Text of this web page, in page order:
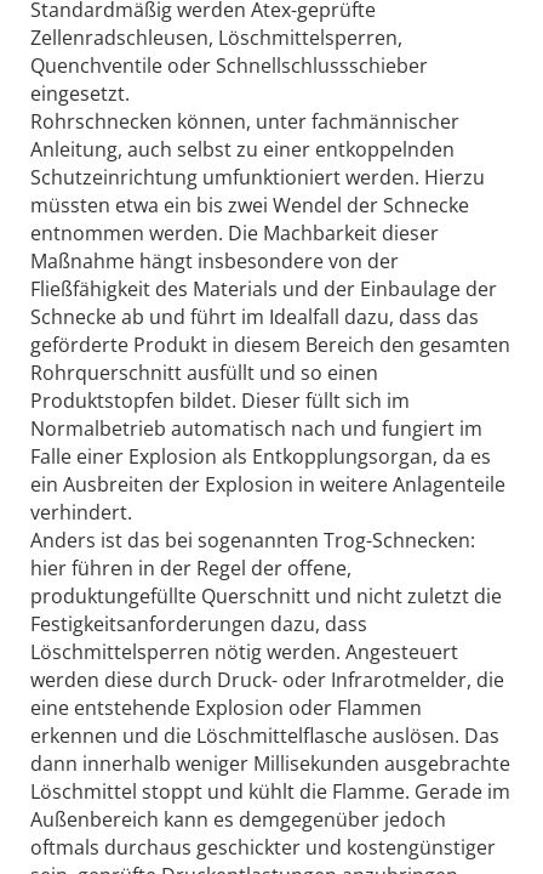
Standardmäßig werden Atex-geprüfte
Zellenradschleusen, Löschmittelsperren,
Quenchventile oder Schnellschlussschieber
eingesetzt.
Rohrschnecken können, unter fachmännischer
Anleitung, auch selbst zu einer entkoppelnden
Schutzeinrichtung umfunktioniert werden. Hierzu
müssten etwa ein bis zwei Wendel der Schnecke
entnommen werden. Die Machbarkeit dieser
Maßnahme hängt insbesondere von der
Fließfähigkeit des Materials und der Einbaulage der
Schnecke ab und führt im Ideal­fall dazu, dass das
geförderte Produkt in diesem Bereich den gesamten
Rohrquerschnitt ausfüllt und so einen
Produktstopfen bildet. Dieser füllt sich im
Normalbetrieb automatisch nach und fungiert im
Falle einer Explosion als Entkopplungsorgan, da es
ein Ausbreiten der Explosion in weitere Anlagenteile
verhindert.
Anders ist das bei sogenannten Trog-Schnecken:
hier führen in der Regel der offene,
produktungefüllte Querschnitt und nicht zuletzt die
Festigkeitsanforderungen dazu, dass
Löschmittelsperren nötig werden. Angesteuert
werden diese durch Druck- oder Infrarotmelder, die
eine entstehende Explosion oder Flammen
erkennen und die Löschmittelflasche auslösen. Das
dann innerhalb weniger Millisekunden ausgebrachte
Löschmittel stoppt und kühlt die Flamme. Gerade im
Außenbereich kann es demgegenüber jedoch
oftmals durchaus geschickter und kostengünstiger